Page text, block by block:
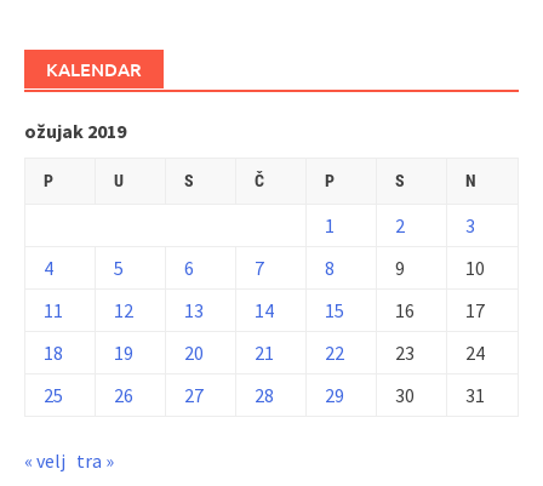
KALENDAR
ožujak 2019
P U S Č P S N
1 2
3
4
5 6 7 8 9
10
11
12 13 14 15 16
17
18
19 20 21 22 23
24
25
26 27 28 29 30 31
« velj tra »